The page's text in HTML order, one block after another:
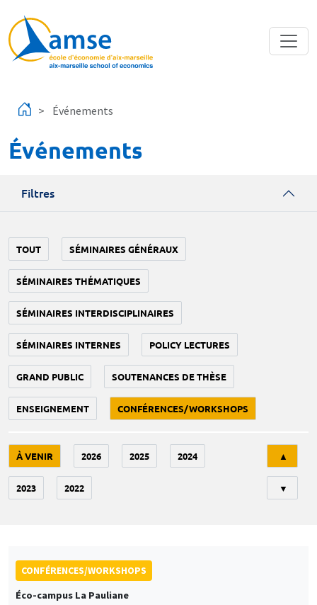
Événements
Événements
Filtres
TOUT SÉMINAIRES GÉNÉRAUX
SÉMINAIRES THÉMATIQUES
SÉMINAIRES INTERDISCIPLINAIRES
SÉMINAIRES INTERNES POLICY LECTURES
GRAND PUBLIC SOUTENANCES DE THÈSE
ENSEIGNEMENT CONFÉRENCES/WORKSHOPS
À VENIR 2026 2025 2024
2023 2022
▲
▼
CONFÉRENCES/WORKSHOPS
Éco-campus La Pauliane